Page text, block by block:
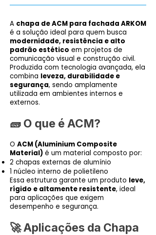
A chapa de ACM para fachada ARKOM
é a solução ideal para quem busca
modernidade, resistência e alto
padrão estético em projetos de
comunicação visual e construção civil.
Produzida com tecnologia avançada, ela
combina leveza, durabilidade e
segurança, sendo amplamente
utilizada em ambientes internos e
externos.
🧱 O que é ACM?
O ACM (Aluminium Composite
Material) é um material composto por:
2 chapas externas de alumínio
1 núcleo interno de polietileno
Essa estrutura garante um produto leve,
rígido e altamente resistente, ideal
para aplicações que exigem
desempenho e segurança.
🚀 Aplicações da Chapa